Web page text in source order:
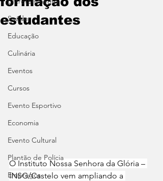
Saúde
Educação
Culinária
Eventos
Cursos
Evento Esportivo
Economia
Evento Cultural
Plantão de Polícia
Empregos
estudantes
O Instituto Nossa Senhora da Glória –
INSG/Castelo vem ampliando a